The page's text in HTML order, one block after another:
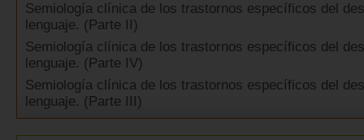
Semiología clínica de los trastornos específicos del
lenguaje. (Parte II)
Semiología clínica de los trastornos específicos del
lenguaje. (Parte IV)
Semiología clínica de los trastornos específicos del
lenguaje. (Parte III)